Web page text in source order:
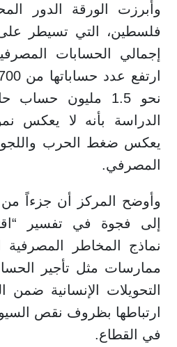
وأبرزت الورقة الدور
إجمالي الحسابات
نحو 1.5 مليون
الدراسة بأنه لا يعكس
يعكس ضغط الحرب
المصرفي.
وأوضح المركز أن جزءاً من
إلى فجوة في تفسير
نماذج المخاطر
ممارسات مثل تأجير
التحويلات الإنسانية ضمن
ارتباطها بظروف نقص
في القطاع.